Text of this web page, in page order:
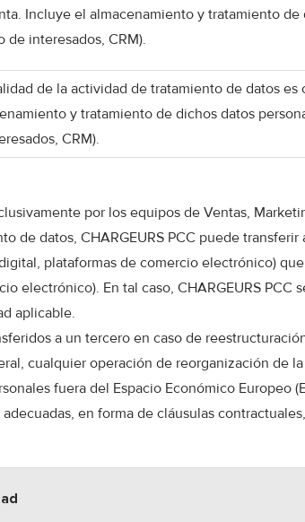
Incluye el almacenamiento y tratamiento de
de interesados, CRM).
de la actividad de tratamiento de datos
y tratamiento de dichos datos
CRM).
por los equipos de Ventas,
de datos, CHARGEURS PCC puede
plataformas de comercio electrónico)
electrónico). En tal caso, CHARGEURS
aplicable.
a un tercero en caso de
cualquier operación de reorganización de
fuera del Espacio Económico Europeo
en forma de cláusulas